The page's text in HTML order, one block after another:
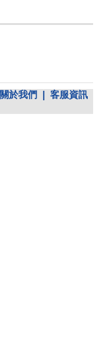
關於我們
客服資訊